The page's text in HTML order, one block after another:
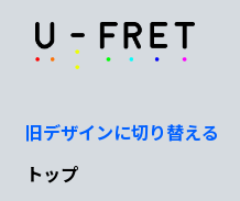
旧デザインに切り替える
トップ